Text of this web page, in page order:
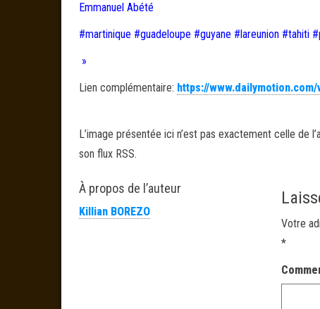
Emmanuel Abété
#martinique #guadeloupe #guyane #lareunion #tahiti
»
Lien complémentaire: https://
L’image présentée ici n’est pas exactement celle de
son flux RSS.
À propos de l’auteur
Killian BOREZO
Votre
*